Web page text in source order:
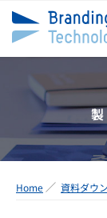
Home 資料ダウ